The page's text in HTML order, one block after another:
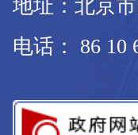
地址：北京
电话： 86 10